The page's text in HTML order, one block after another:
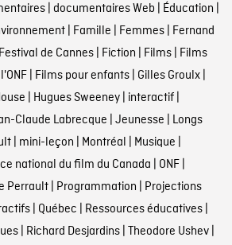
| documentaires Web | Éducation |
| Famille | Femmes| Fernand
Festival de Cannes| Fiction | Films| Films
| Films pour enfants| Gilles Groulx|
| Hugues Sweeney| interactif|
Claude Labrecque | Jeunesse | Longs
| mini-leçon | Montréal | Musique |
national du film du Canada | ONF|
Perrault| Programmation | Projections
| Québec | Ressources éducatives|
| Richard Desjardins| Theodore Ushev|